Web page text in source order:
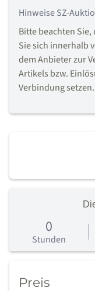
0
Stunden
Preis
Hinweise SZ-
Bitte beachten
Sie sich innerhalb
dem Anbieter zur
Artikels bzw.
Verbindung setzen.